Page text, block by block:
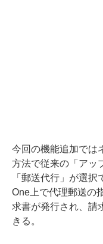
今回の機能追加では
方法で従来の「アッ
「郵送代行」が選択
One上で代理郵送の
求書が発行され、請
きる。